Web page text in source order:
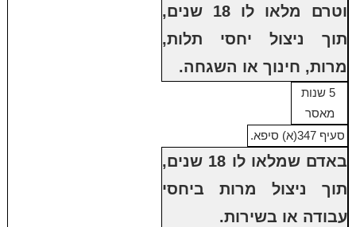
וטרם מלאו לו 18 שנים,
תוך ניצול יחסי תלות,
מרות, חינוך או השגחה.
5 שנות
מאסר
סעיף 347(א) סיפא.
באדם שמלאו לו 18 שנים,
תוך ניצול מרות ביחסי
עבודה או בשירות.